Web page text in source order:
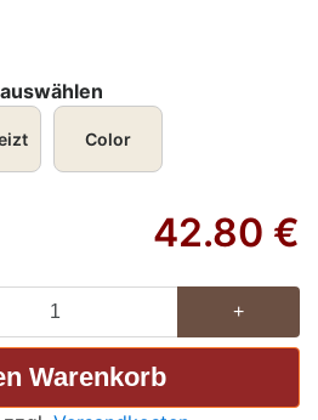
Color
42.80 €
+